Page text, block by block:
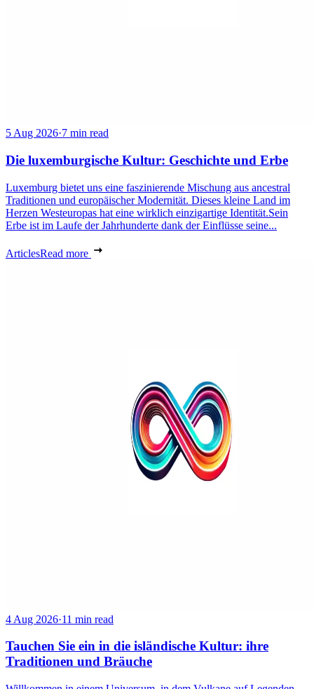
5 Aug 2026·7 min read
Die luxemburgische Kultur: Geschichte und Erbe
Luxemburg bietet uns eine faszinierende Mischung aus ancestral
Traditionen und europäischer Modernität. Dieses kleine Land im
Herzen Westeuropas hat eine wirklich einzigartige Identität.Sein
Erbe ist im Laufe der Jahrhunderte dank der Einflüsse seine...
ArticlesRead more
4 Aug 2026·11 min read
Tauchen Sie ein in die isländische Kultur: ihre
Traditionen und Bräuche